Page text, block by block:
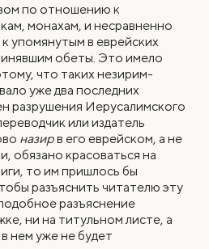
по отношению к
монахам, и несравненно
упомянутым в еврейских
обеты. Это имело
что таких незирим-
уже два последних
разрушения Иерусалимского
или издатель
назирв его еврейском, а не
обязано красоваться на
то им пришлось бы
разъяснить читателю эту
разъяснение
ни на титульном листе, а
нем уже не будет